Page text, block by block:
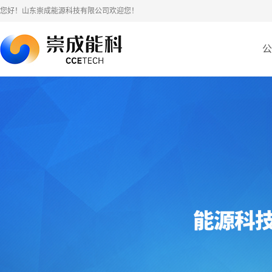
您好！山东崇成能源科技有限公司欢迎您！